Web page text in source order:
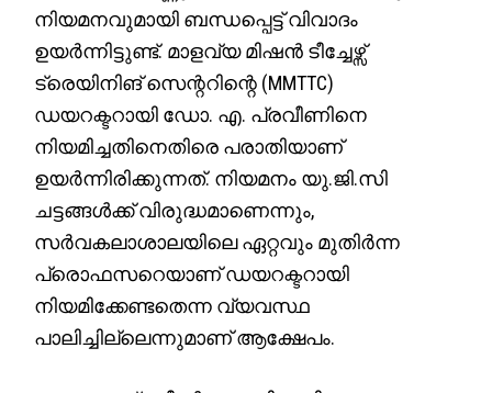
നിയമനവുമായി ബന്ധപ്പെട്ട് വിവാദം
ഉയർന്നിട്ടുണ്ട്. മാളവ്യ മിഷൻ ടീച്ചേഴ്സ്
ട്രെയിനിങ് സെന്ററിന്റെ (MMTTC)
ഡയറക്ടറായി ഡോ. എ. പ്രവീണിനെ
നിയമിച്ചതിനെതിരെ പരാതിയാണ്
ഉയർന്നിരിക്കുന്നത്. നിയമനം യു.ജി.സി
ചട്ടങ്ങൾക്ക് വിരുദ്ധമാണെന്നും,
സർവകലാശാലയിലെ ഏറ്റവും മുതിർന്ന
പ്രൊഫസറെയാണ് ഡയറക്ടറായി
നിയമിക്കേണ്ടതെന്ന വ്യവസ്ഥ
പാലിച്ചില്ലെന്നുമാണ് ആക്ഷേപം.